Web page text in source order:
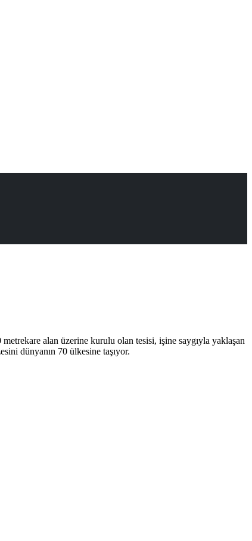
alan üzerine kurulu olan tesisi, işine saygıyla yaklaşan
dünyanın 70 ülkesine taşıyor.